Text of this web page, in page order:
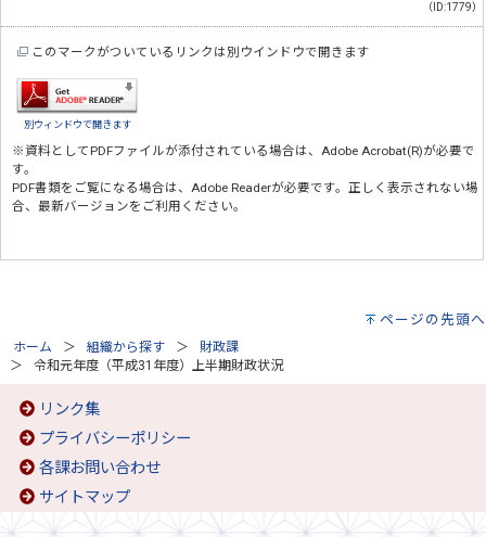
（ID:1779）
このマークがついているリンクは別ウインドウで開きます
別ウィンドウで開きます
※資料としてPDFファイルが添付されている場合は、 Adobe Acrobat(R)が必要で
す。
PDF書類をご覧になる場合は、 Adobe Readerが必要です。正しく表示されない場
合、最新バージョンをご利用ください。
ページの先頭へ
ホーム 組織から探す
財政課
令和元年度（平成31年度）上半期財政状況
リンク集
プライバシーポリシー
各課お問い合わせ
サイトマップ